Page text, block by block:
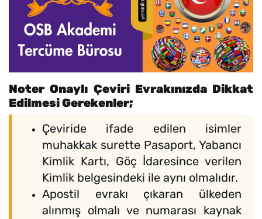
Noter Onaylı Çeviri Evrakınızda Dikkat
Edilmesi Gerekenler;
Çeviride ifade edilen isimler
muhakkak surette Pasaport, Yabancı
Kimlik Kartı, Göç İdaresince verilen
Kimlik belgesindeki ile aynı olmalıdır.
Apostil evrakı çıkaran ülkeden
alınmış olmalı ve numarası kaynak